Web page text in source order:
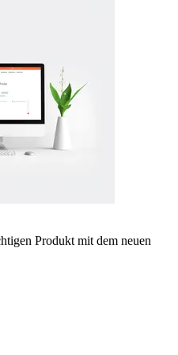
Produkt mit dem neuen